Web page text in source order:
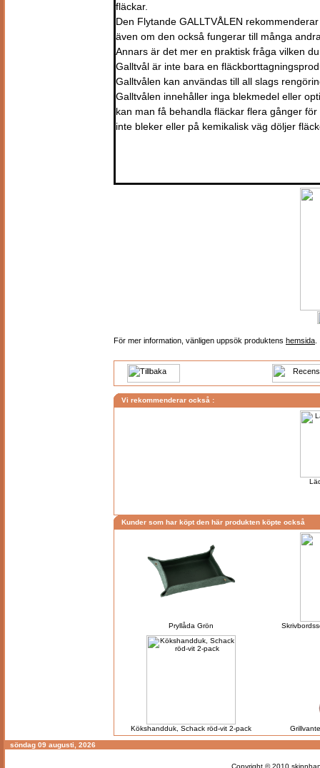
fläckar.
Den Flytande GALLTVÅLEN
även om den också fungerar till många
Annars är det mer en praktisk fråga vilken
Galltvål är inte bara en
Galltvålen kan användas till all slags
Galltvålen innehåller inga blekmedel eller
kan man få behandla fläckar flera gånger
inte bleker eller på kemikalisk väg döljer
För mer information, vänligen uppsök produktens hemsida
Vi rekommenderar också :
Kunder som har köpt den här produkten köpte också
Pryllåda Grön
Kökshandduk, Schack röd-vit 2-pack
söndag 09 augusti, 2026
Copyright © 2010